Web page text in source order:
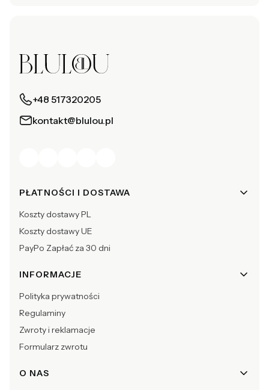
+48 517320205
kontakt@blulou.pl
Linki w stopce
PŁATNOŚCI I DOSTAWA
Koszty dostawy PL
Koszty dostawy UE
PayPo Zapłać za 30 dni
INFORMACJE
Polityka prywatności
Regulaminy
Zwroty i reklamacje
Formularz zwrotu
O NAS